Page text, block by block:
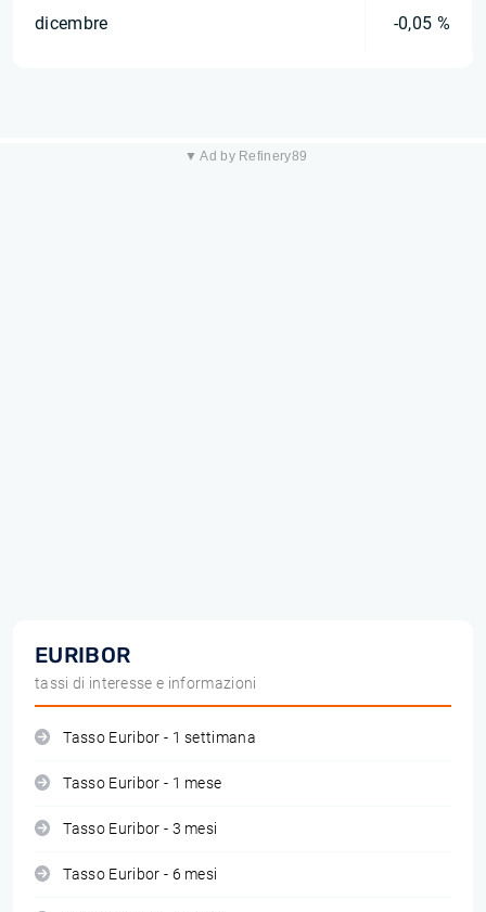
dicembre -0,05 %
▼ Ad by Refinery89
EURIBOR
tassi di interesse e informazioni
Tasso Euribor - 1 settimana
Tasso Euribor - 1 mese
Tasso Euribor - 3 mesi
Tasso Euribor - 6 mesi